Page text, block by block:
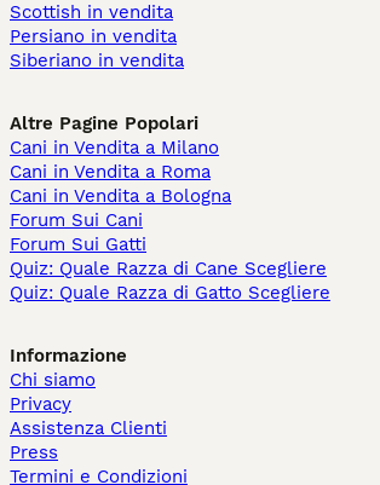
Scottish in vendita
Persiano in vendita
Siberiano in vendita
Altre Pagine Popolari
Cani in Vendita a Milano
Cani in Vendita a Roma
Cani in Vendita a Bologna
Forum Sui Cani
Forum Sui Gatti
Quiz: Quale Razza di Cane Scegliere
Quiz: Quale Razza di Gatto Scegliere
Informazione
Chi siamo
Privacy
Assistenza Clienti
Press
Termini e Condizioni